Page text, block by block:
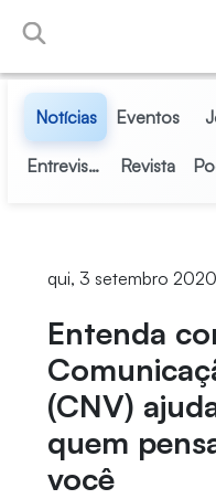
Pular para o Conteúdo
Notícias Eventos
Entrevistas Revista
qui, 3 setembro 2020
Entenda
(CNV)
quem
você